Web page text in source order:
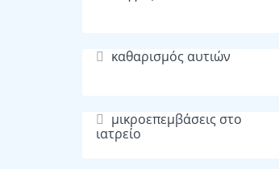
καθαρισμός αυτιών
μικροεπεμβάσεις στο
ιατρείο